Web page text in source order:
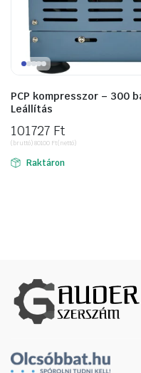
PCP kompresszor – 300
Leállítás
101727 Ft
(bruttó)80100 Ft(nettó)
Raktáron